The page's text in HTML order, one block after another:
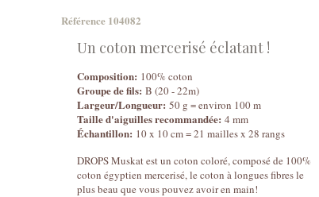
Référence 104082
Un coton mercerisé éclatant !
Composition: 100% coton
Groupe de fils: B (20 - 22m)
Largeur/Longueur: 50 g = environ 100 m
Taille d'aiguilles recommandée: 4 mm
Échantillon: 10 x 10 cm = 21 mailles x 28 rangs
DROPS Muskat est un coton coloré, composé de 100%
coton égyptien mercerisé, le coton à longues fibres le
plus beau que vous pouvez avoir en main!